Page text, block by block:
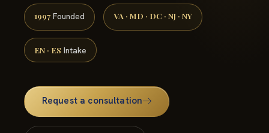
1997 Founded VA · MD · DC · NJ · NY
EN · ES Intake
Request a consultation